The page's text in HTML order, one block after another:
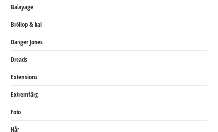
Balayage
Bröllop & bal
Danger Jones
Dreads
Extensions
Extremfärg
Foto
Hår